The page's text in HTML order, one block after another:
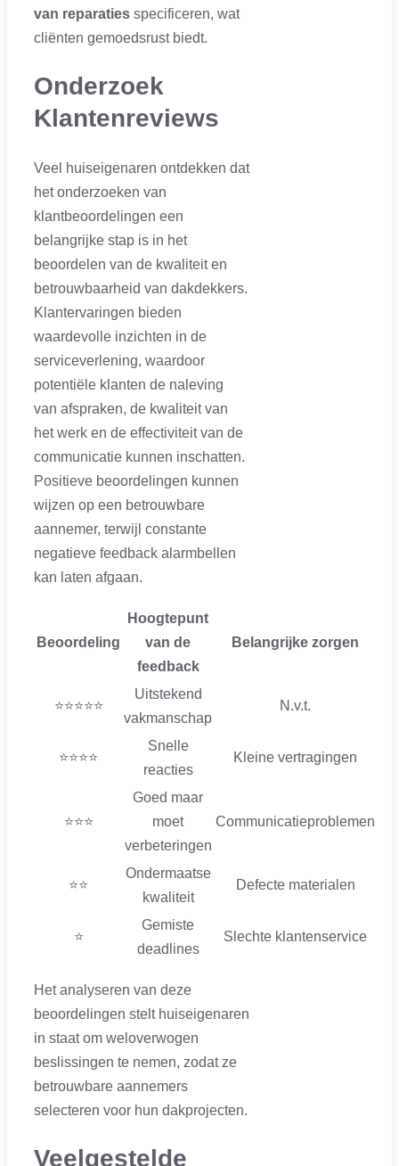
van reparaties specificeren, wat
cliënten gemoedsrust biedt.
Onderzoek
Klantenreviews
Veel huiseigenaren ontdekken dat
het onderzoeken van
klantbeoordelingen een
belangrijke stap is in het
beoordelen van de kwaliteit en
betrouwbaarheid van dakdekkers.
Klantervaringen bieden
waardevolle inzichten in de
serviceverlening, waardoor
potentiële klanten de naleving
van afspraken, de kwaliteit van
het werk en de effectiviteit van de
communicatie kunnen inschatten.
Positieve beoordelingen kunnen
wijzen op een betrouwbare
aannemer, terwijl constante
negatieve feedback alarmbellen
kan laten afgaan.
Beoordeling
Hoogtepunt
van de
feedback
Belangrijke zorgen
⭐⭐⭐⭐⭐
Uitstekend
vakmanschap
N.v.t.
⭐⭐⭐⭐
Snelle
reacties
Kleine vertragingen
⭐⭐⭐
Goed maar
moet
verbeteringen
Communicatieproblemen
⭐⭐
Ondermaatse
kwaliteit
Defecte materialen
⭐
Gemiste
deadlines
Slechte klantenservice
Het analyseren van deze
beoordelingen stelt huiseigenaren
in staat om weloverwogen
beslissingen te nemen, zodat ze
betrouwbare aannemers
selecteren voor hun dakprojecten.
Veelgestelde